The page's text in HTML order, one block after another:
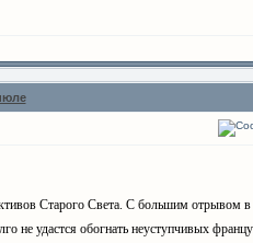
Старого Света. С большим отрывом в
не удастся обогнать неуступчивых